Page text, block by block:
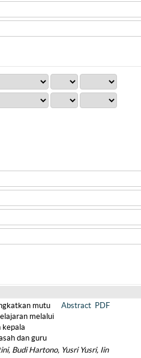
mutu
melalui
kepala
dan guru
Abstract PDF
Budi Hartono, Yusri Yusri, Iin